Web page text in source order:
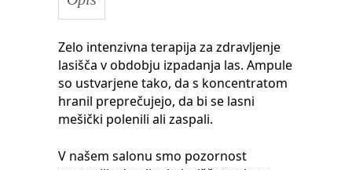
Zelo intenzivna terapija za zdravljenje
lasišča v obdobju izpadanja las. Ampule
so ustvarjene tako, da s koncentratom
hranil preprečujejo, da bi se lasni
mešički polenili ali zaspali.
V našem salonu smo pozornost